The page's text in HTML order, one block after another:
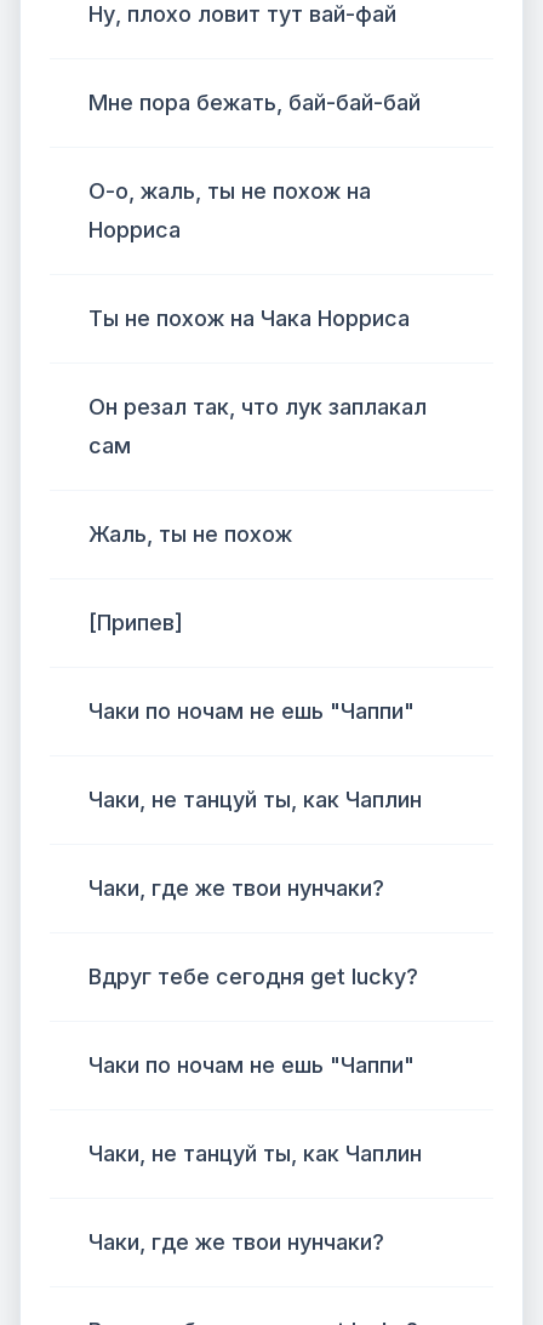
Ну, плохо ловит тут вай-фай
Мне пора бежать, бай-бай-бай
О-о, жаль, ты не похож на
Норриса
Ты не похож на Чака Норриса
Он резал так, что лук заплакал
сам
Жаль, ты не похож
[Припев]
Чаки по ночам не ешь "Чаппи"
Чаки, не танцуй ты, как Чаплин
Чаки, где же твои нунчаки?
Вдруг тебе сегодня get lucky?
Чаки по ночам не ешь "Чаппи"
Чаки, не танцуй ты, как Чаплин
Чаки, где же твои нунчаки?